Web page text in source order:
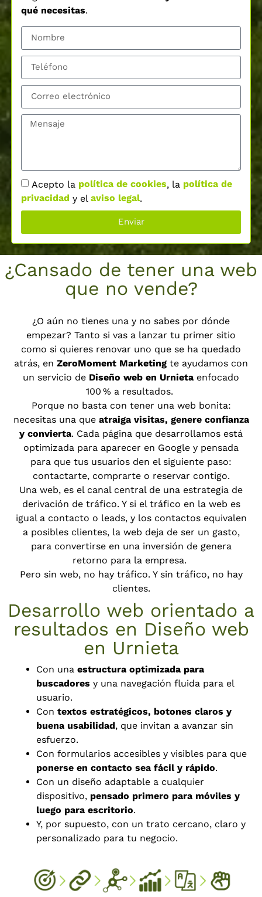
qué necesitas.
Acepto la política de cookies, la política de
privacidad y el aviso legal.
Enviar
¿Cansado de tener una web
que no vende?
¿O aún no tienes una y no sabes por dónde
empezar? Tanto si vas a lanzar tu primer sitio
como si quieres renovar uno que se ha quedado
atrás, en ZeroMoment Marketing te ayudamos con
un servicio de Diseño web en Urnieta enfocado
100 % a resultados.
Porque no basta con tener una web bonita:
necesitas una que atraiga visitas, genere confianza
y convierta. Cada página que desarrollamos está
optimizada para aparecer en Google y pensada
para que tus usuarios den el siguiente paso:
contactarte, comprarte o reservar contigo.
Una web, es el canal central de una estrategia de
derivación de tráfico. Y si el tráfico en la web es
igual a contacto o leads, y los contactos equivalen
a posibles clientes, la web deja de ser un gasto,
para convertirse en una inversión de genera
retorno para la empresa.
Pero sin web, no hay tráfico. Y sin tráfico, no hay
clientes.
Desarrollo web orientado a
resultados en Diseño web
en Urnieta
Con unaestructura optimizada para
buscadores y una navegación fluida para el
usuario.
Contextos estratégicos, botones claros y
buena usabilidad, que invitan a avanzar sin
esfuerzo.
Con formularios accesibles y visibles para que
ponerse en contacto sea fácil y rápido.
Con un diseño adaptable a cualquier
dispositivo, pensado primero para móviles y
luego para escritorio.
Y, por supuesto, con un trato cercano, claro y
personalizado para tu negocio.